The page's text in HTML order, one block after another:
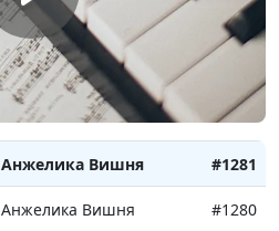
Анжелика Вишня #1283
Анжелика Вишня #1282
Анжелика Вишня #1281
Анжелика Вишня #1280